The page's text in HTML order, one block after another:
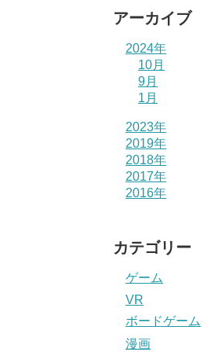
アーカイブ
2024年
10月
9月
1月
2023年
2019年
2018年
2017年
2016年
カテゴリー
ゲーム
VR
ボードゲーム
漫画